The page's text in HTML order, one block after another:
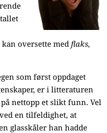
kan oversette medflaks,
som først oppdaget
er i litteraturen
nettopp et slikt funn. Vel
en tilfeldighet, at
glasskåler han hadde